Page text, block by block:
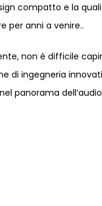
compatto e la
per anni a venire..
non è difficile
di ingegneria
panorama dell’audio